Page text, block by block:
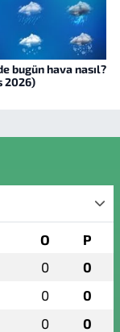
bugün hava nasıl?
2026)
O P
0 0
0 0
0 0